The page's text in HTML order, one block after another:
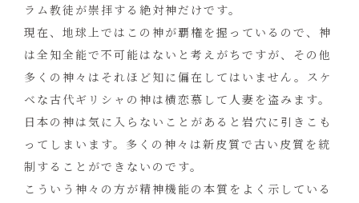
ラム教徒が崇拝する絶対神だけです。
現在、地球上ではこの神が覇権を握っているので、神
は全知全能で不可能はないと考えがちですが、その他
多くの神々はそれほど知に偏在してはいません。スケ
ベな古代ギリシャの神は横恋慕して人妻を盗みます。
日本の神は気に入らないことがあると岩穴に引きこも
ってしまいます。多くの神々は新皮質で古い皮質を統
制することができないのです。
こういう神々の方が精神機能の本質をよく示している